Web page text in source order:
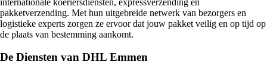
pakketverzending. Met hun uitgebreide netwerk van bezorgers en
logistieke experts zorgen ze ervoor dat jouw pakket veilig en op tijd op
de plaats van bestemming aankomt.
De Diensten van DHL Emmen